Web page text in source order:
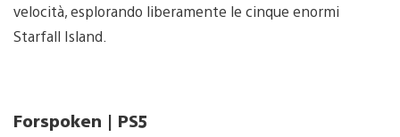
velocità, esplorando liberamente le cinque enormi
Starfall Island.
Forspoken | PS5